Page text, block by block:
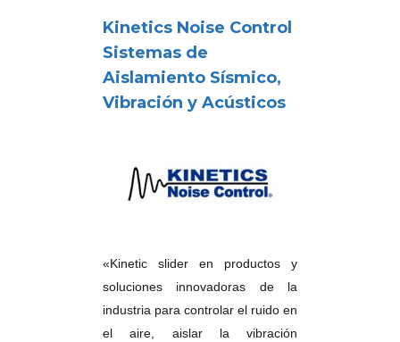
Kinetics Noise Control
Sistemas de
Aislamiento Sísmico,
Vibración y Acústicos
«Kinetic slider en productos y
soluciones innovadoras de la
industria para controlar el ruido en
el aire, aislar la vibración